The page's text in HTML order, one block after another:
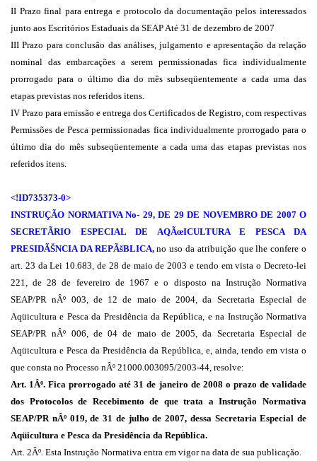
II Prazo final para entrega e protocolo da documentação pelos interessados
junto aos Escritórios Estaduais da SEAP Até 31 de dezembro de 2007
III Prazo para conclusão das análises, julgamento e apresentação da relação
nominal das embarcações a serem permissionadas fica individualmente
prorrogado para o último dia do mês subseqüentemente a cada uma das
etapas previstas nos referidos itens.
IV Prazo para emissão e entrega dos Certificados de Registro, com respectivas
Permissões de Pesca permissionadas fica individualmente prorrogado para o
último dia do mês subseqüentemente a cada uma das etapas previstas nos
referidos itens.
<!ID735373-0>
INSTRUÇÃO NORMATIVA No- 29, DE 29 DE NOVEMBRO DE 2007 O
SECRETÃRIO ESPECIAL DE AQÃœICULTURA E PESCA DA
PRESIDÃŠNCIA DA REPÃšBLICA,no uso da atribuição que lhe confere o
art. 23 da Lei 10.683, de 28 de maio de 2003 e tendo em vista o Decreto-lei
221, de 28 de fevereiro de 1967 e o disposto na Instrução Normativa
SEAP/PR nÂº 003, de 12 de maio de 2004, da Secretaria Especial de
Aqüicultura e Pesca da Presidência da República, e na Instrução Normativa
SEAP/PR nÂº 006, de 04 de maio de 2005, da Secretaria Especial de
Aqüicultura e Pesca da Presidência da República, e, ainda, tendo em vista o
que consta no Processo nÂº 21000.003095/2003-44, resolve:
Art. 1Âº. Fica prorrogado até 31 de janeiro de 2008 o prazo de validade
dos Protocolos de Recebimento de que trata a Instrução Normativa
SEAP/PR nÂº 019, de 31 de julho de 2007, dessa Secretaria Especial de
Aqüicultura e Pesca da Presidência da República.
Art. 2Âº. Esta Instrução Normativa entra em vigor na data de sua publicação.